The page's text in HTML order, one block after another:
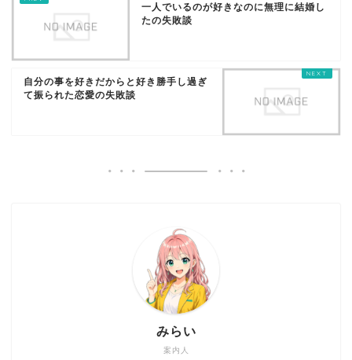
一人でいるのが好きなのに無理に結婚し
たの失敗談
自分の事を好きだからと好き勝手し過ぎ
て振られた恋愛の失敗談
案内人
みらい